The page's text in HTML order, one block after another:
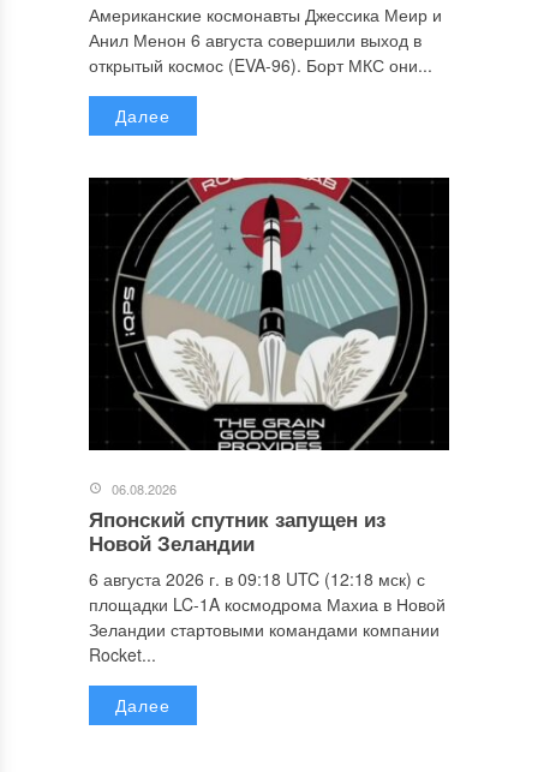
Американские космонавты Джессика Меир и
Анил Менон 6 августа совершили выход в
открытый космос (EVA-96). Борт МКС они...
Далее
06.08.2026
Японский спутник запущен из
Новой Зеландии
6 августа 2026 г. в 09:18 UTC (12:18 мск) с
площадки LC-1A космодрома Махиа в Новой
Зеландии стартовыми командами компании
Rocket...
Далее